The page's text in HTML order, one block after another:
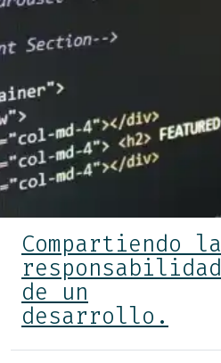
Compartiendo la
responsabilidad
de un
desarrollo.